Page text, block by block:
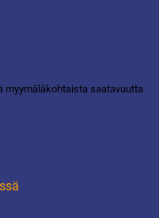
myymäläkohtaista saatavuutta